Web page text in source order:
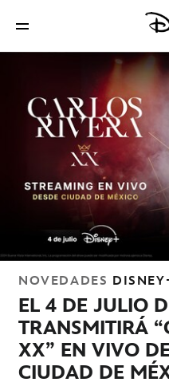
NOVEDADES
EL 4 DE JULIO
TRANSMITIRÁ
XX” EN VIVO
CIUDAD DE